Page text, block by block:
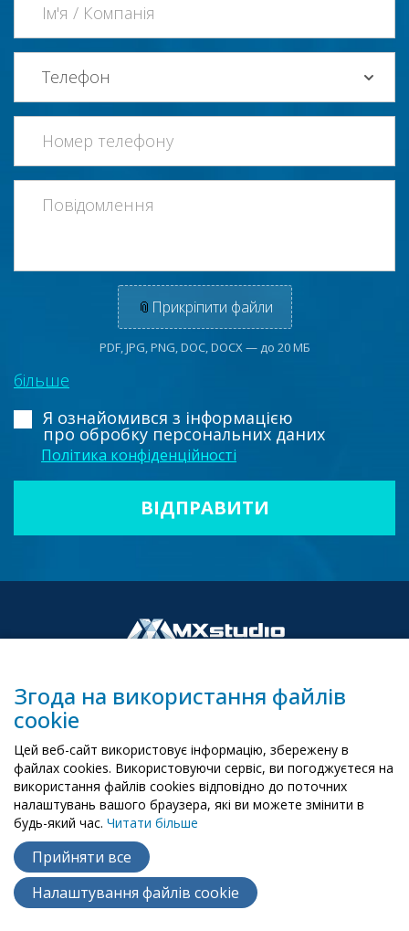
📎 Прикріпити файли
PDF, JPG, PNG, DOC, DOCX — до 20 МБ
більше
Я ознайомився з інформацією
про обробку персональних даних
Політика конфіденційності
biuro@mx-studio.pl
+48 574 665 299
RU EN
Copyright ©2015- 2026
MX Studio
Polityka cookie
Згода на використання файлів
cookie
Цей веб-сайт використовує інформацію, збережену в
файлах cookies. Використовуючи сервіс, ви погоджуєтеся на
використання файлів cookies відповідно до поточних
налаштувань вашого браузера, які ви можете змінити в
будь-який час. Читати більше
Прийняти все
Налаштування файлів cookie